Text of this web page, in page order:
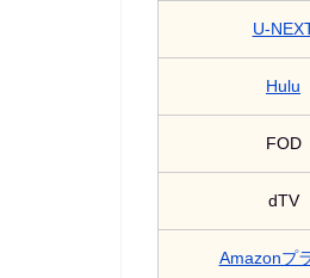
U-
Hulu
FOD
dTV
Amazonプ